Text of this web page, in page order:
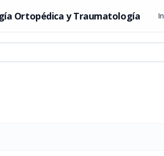
Ortopédica y Traumatología